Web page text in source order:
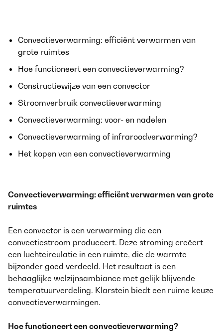
Convectieverwarming: efficiënt verwarmen van
grote ruimtes
Hoe functioneert een convectieverwarming?
Constructiewijze van een convector
Stroomverbruik convectieverwarming
Convectieverwarming: voor- en nadelen
Convectieverwarming of infraroodverwarming?
Het kopen van een convectieverwarming
Convectieverwarming: efficiënt verwarmen van grote
ruimtes
Een convector is een verwarming die een
convectiestroom produceert. Deze stroming creëert
een luchtcirculatie in een ruimte, die de warmte
bijzonder goed verdeeld. Het resultaat is een
behaaglijke welzijnsambiance met gelijk blijvende
temperatuurverdeling. Klarstein biedt een ruime keuze
convectieverwarmingen.
Hoe functioneert een convectieverwarming?